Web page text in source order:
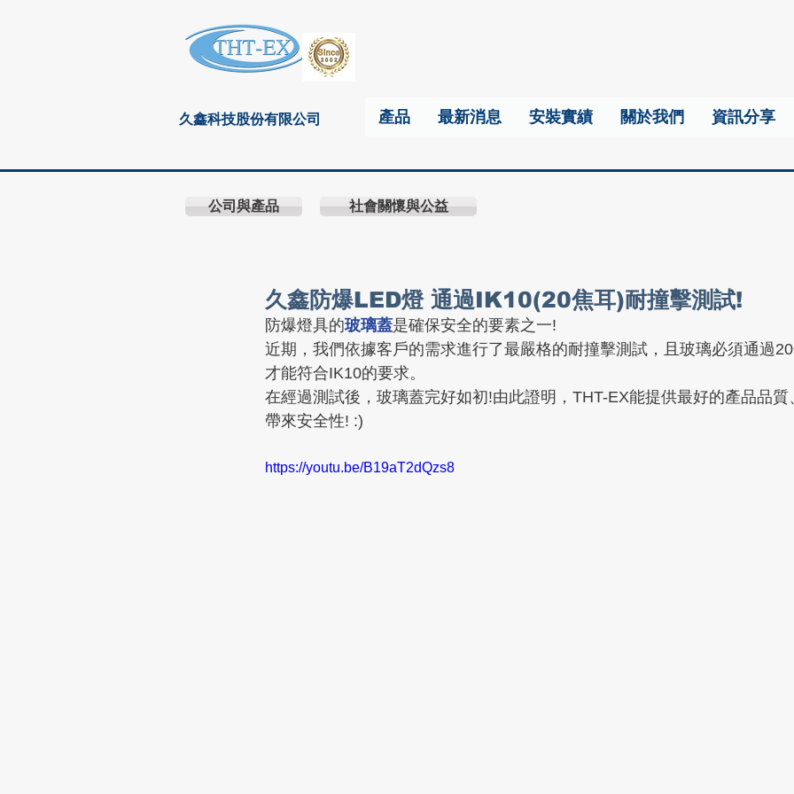
久鑫科技股份有限公司 產品 最新消息 安裝實績 關於我們 資訊分享
公司與產品 社會關懷與公益
久鑫防爆LED燈 通過IK10(20焦耳)耐撞擊測試!
防爆燈具的玻璃蓋是確保安全的要素之一!
近期，我們依據客戶的需求進行了最嚴格的耐撞擊測試，且玻璃必須通過
才能符合IK10的要求。
在經過測試後，玻璃蓋完好如初!由此證明，THT-EX能提供最好的產品品
帶來安全性! :)
https://youtu.be/B19aT2dQzs8